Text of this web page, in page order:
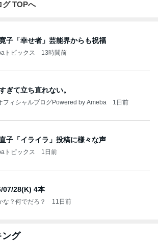
グ TOPへ
子「幸せ者」芸能界からも祝福
トピックス 13時間前
ぎて立ち直れない。
フィシャルブログPowered by Ameba 1日前
子「イライラ」投稿に様々な声
トピックス 1日前
07/28(K) 4本
な？何でだろ？ 11日前
ング